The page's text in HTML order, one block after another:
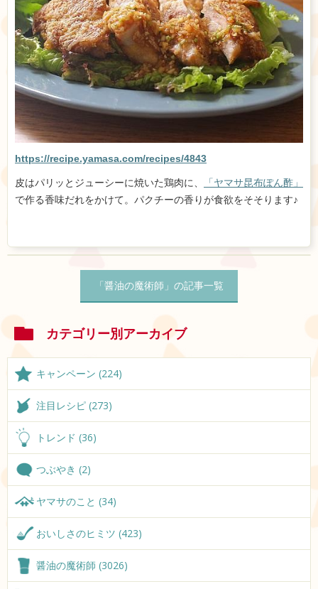
https://recipe.yamasa.com/recipes/4843
皮はパリッとジューシーに焼いた鶏肉に、
「ヤマサ昆布ぽん酢」
で作る香味だれをかけて。パクチーの香りが食欲をそそります♪
「醤油の魔術師」の記事一覧
カテゴリー別アーカイブ
キャンペーン (224)
注目レシピ (273)
トレンド (36)
つぶやき (2)
ヤマサのこと (34)
おいしさのヒミツ (423)
醤油の魔術師 (3026)